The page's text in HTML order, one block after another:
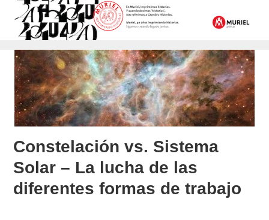
Constelación vs. Sistema
Solar – La lucha de las
diferentes formas de trabajo